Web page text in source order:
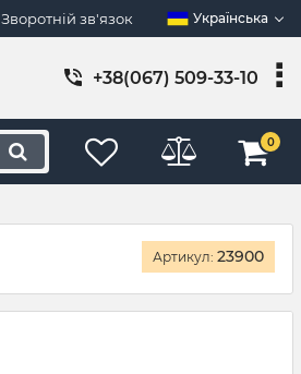
Зворотній зв'язок Українська
+38(067) 509-33-10
0
Артикул: 23900